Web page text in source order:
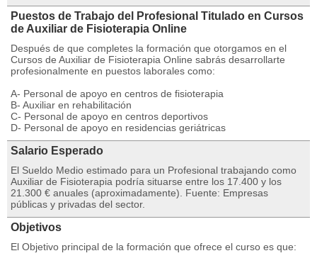
Puestos de Trabajo del Profesional Titulado en Cursos
de Auxiliar de Fisioterapia Online
Después de que completes la formación que otorgamos en el
Cursos de Auxiliar de Fisioterapia Online sabrás desarrollarte
profesionalmente en puestos laborales como:
A- Personal de apoyo en centros de fisioterapia
B- Auxiliar en rehabilitación
C- Personal de apoyo en centros deportivos
D- Personal de apoyo en residencias geriátricas
Salario Esperado
El Sueldo Medio estimado para un Profesional trabajando como
Auxiliar de Fisioterapia podría situarse entre los 17.400 y los
21.300 € anuales (aproximadamente). Fuente: Empresas
públicas y privadas del sector.
Objetivos
El Objetivo principal de la formación que ofrece el curso es que: